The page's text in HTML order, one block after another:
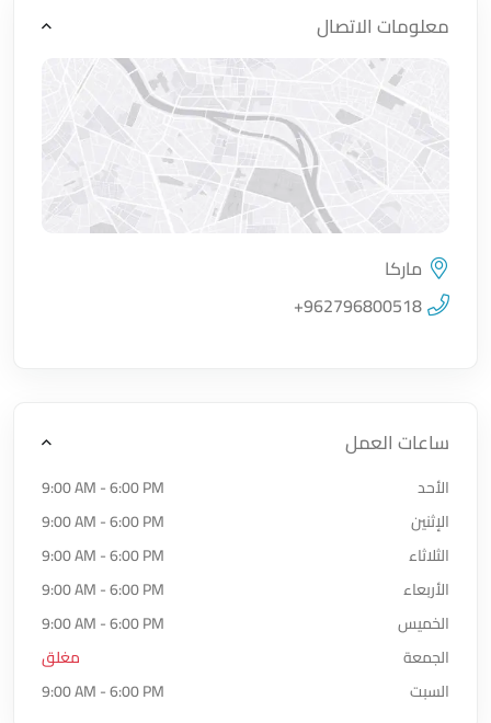
معلومات الاتصال
اضغط لتحميل الموقع
ماركا
+962796800518
ساعات العمل
الأحد
9:00 AM - 6:00 PM
الإثنين
9:00 AM - 6:00 PM
الثلاثاء
9:00 AM - 6:00 PM
الأربعاء
9:00 AM - 6:00 PM
الخميس
9:00 AM - 6:00 PM
الجمعة
مغلق
السبت
9:00 AM - 6:00 PM